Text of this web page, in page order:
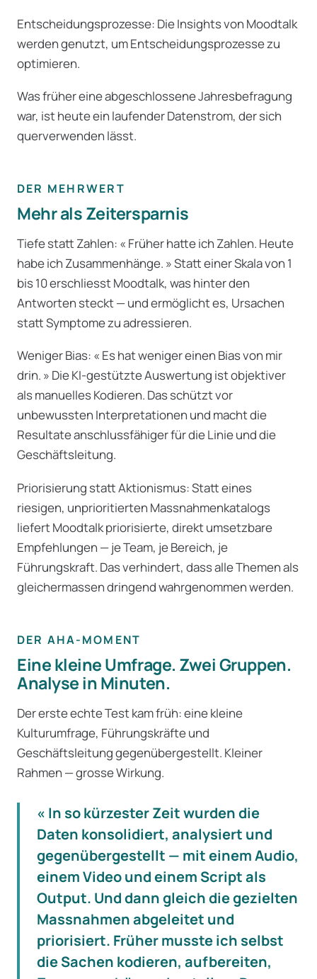
Entscheidungsprozesse: Die Insights von Moodtalk
werden genutzt, um Entscheidungsprozesse zu
optimieren.
Was früher eine abgeschlossene Jahresbefragung
war, ist heute ein laufender Datenstrom, der sich
querverwenden lässt.
DER MEHRWERT
Mehr als Zeitersparnis
Tiefe statt Zahlen: « Früher hatte ich Zahlen. Heute
habe ich Zusammenhänge. » Statt einer Skala von 1
bis 10 erschliesst Moodtalk, was hinter den
Antworten steckt — und ermöglicht es, Ursachen
statt Symptome zu adressieren.
Weniger Bias: « Es hat weniger einen Bias von mir
drin. » Die KI-gestützte Auswertung ist objektiver
als manuelles Kodieren. Das schützt vor
unbewussten Interpretationen und macht die
Resultate anschlussfähiger für die Linie und die
Geschäftsleitung.
Priorisierung statt Aktionismus: Statt eines
riesigen, unprioritierten Massnahmenkatalogs
liefert Moodtalk priorisierte, direkt umsetzbare
Empfehlungen — je Team, je Bereich, je
Führungskraft. Das verhindert, dass alle Themen als
gleichermassen dringend wahrgenommen werden.
DER AHA-MOMENT
Eine kleine Umfrage. Zwei Gruppen.
Analyse in Minuten.
Der erste echte Test kam früh: eine kleine
Kulturumfrage, Führungskräfte und
Geschäftsleitung gegenübergestellt. Kleiner
Rahmen — grosse Wirkung.
« In so kürzester Zeit wurden die
Daten konsolidiert, analysiert und
gegenübergestellt — mit einem Audio,
einem Video und einem Script als
Output. Und dann gleich die gezielten
Massnahmen abgeleitet und
priorisiert. Früher musste ich selbst
die Sachen kodieren, aufbereiten,